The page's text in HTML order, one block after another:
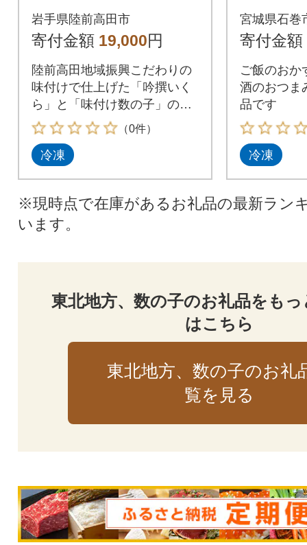
小分けパック 冷凍 ご
飯のお供 おかず おつ
岩手県陸前高田市
寄付金額 19,000円
陸前高田地域振興こだわりの
味付けで仕上げた「吟撰いく
ら」と「味付け数の子」の小
分けパック
（0件）
冷凍
凍 小分
前 昆布
宮城県石巻
寄付金額
ご飯のおか
酒のおつま
品です
冷凍
※現時点で在庫があるお礼品の最新ラン
います。
東北地方、数の子のお礼品をも
はこちら
東北地方、数の子のお礼
覧を見る